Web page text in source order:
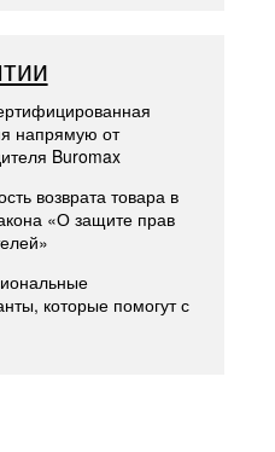
напрямую от
Buromax
возврата товара в
«О защите прав
которые помогут с